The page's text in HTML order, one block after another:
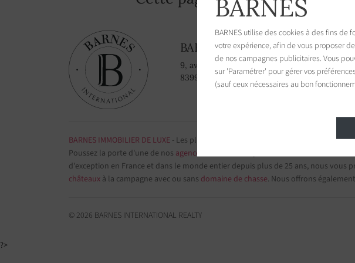
BARNES Saint-Tropez
9, avenue du 8 mai 1945
83990 Saint-Tropez, France
BARNES IMMOBILIER DE LUXE - Les plus belles demeures et appartements de
Poussez la porte d'une de nos agences immobilièresparmi nos 75 destinations et
d'exception en France et dans le monde entier depuis plus de 25 ans, nous
châteaux à la campagne avec ou sans domaine de chasse. Nous offrons
© 2026 BARNES INTERNATIONAL REALTY
BARNES
BARNES utilise des cookies à des fins
votre expérience, afin de vous proposer
de nos campagnes publicitaires. Vous
sur 'Paramétrer' pour gérer vos
(sauf ceux nécessaires au bon
?>